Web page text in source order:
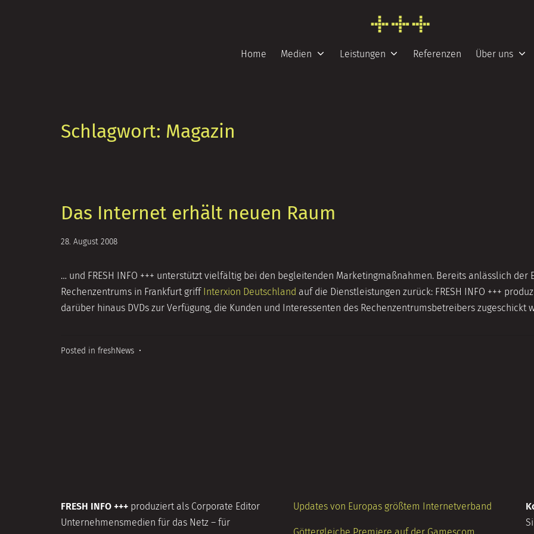
FRESH INFO +++
Home Medien Leistungen Referenzen Über uns
Schlagwort: Magazin
Das Internet erhält neuen Raum
28. August 20085.
… und FRESH INFO +++ unterstützt vielfältig bei den begleitenden Marketingmaßnahmen. Bereits anlässlich der
Rechenzentrums in Frankfurt griff Interxion Deutschland auf die Dienstleistungen zurück: FRESH INFO +++
darüber hinaus DVDs zur Verfügung, die Kunden und Interessenten des Rechenzentrumsbetreibers zugeschickt
Posted in freshNews •
FRESH INFO +++ produziert als Corporate Editor
Unternehmensmedien für das Netz – für
Updates von Europas größtem Internetverband
Göttergleiche Premiere auf der Gamescom